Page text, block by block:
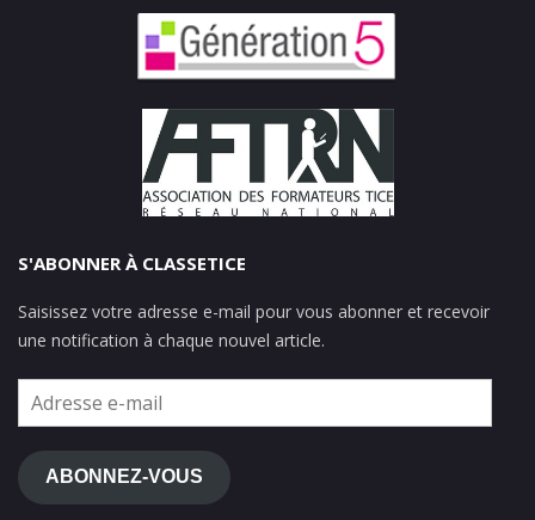
S'ABONNER À CLASSETICE
Saisissez votre adresse e-mail pour vous abonner et recevoir
une notification à chaque nouvel article.
Adresse
e-
mail
ABONNEZ-VOUS